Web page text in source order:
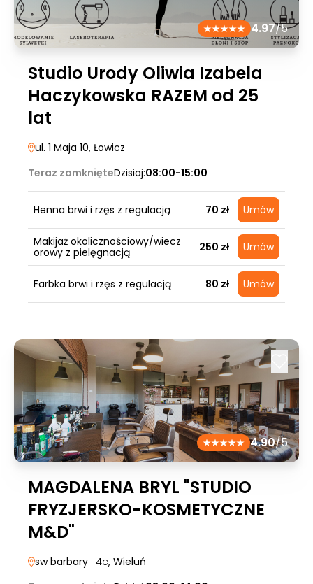
4.97/5
Studio Urody Oliwia Izabela
Haczykowska RAZEM od 25
lat
ul. 1 Maja 10, Łowicz
Teraz zamknięteDzisiaj:08:00-15:00
Henna brwi i rzęs z regulacją 70 zł Umów
Makijaż okolicznościowy/wiecz
orowy z pielęgnacją
250 zł Umów
Farbka brwi i rzęs z regulacją 80 zł Umów
4.90/5
MAGDALENA BRYL "STUDIO
FRYZJERSKO-KOSMETYCZNE
M&D"
sw barbary | 4c, Wieluń